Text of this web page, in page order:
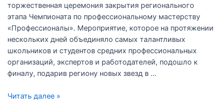
торжественная церемония закрытия регионального
этапа Чемпионата по профессиональному мастерству
«Профессионалы». Мероприятие, которое на протяжении
нескольких дней объединяло самых талантливых
школьников и студентов средних профессиональных
организаций, экспертов и работодателей, подошло к
финалу, подарив региону новых звезд в …
Читать далее »